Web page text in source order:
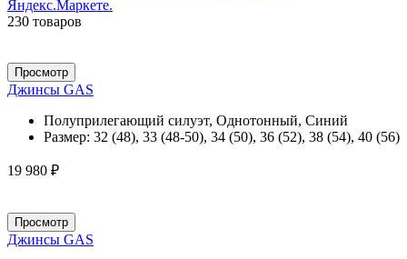
230 товаров
Просмотр
Джинсы GAS
Полуприлегающий силуэт, Однотонный, Синий
Размер: 32 (48), 33 (48-50), 34 (50), 36 (52), 38 (54), 40 (56)
19 980 ₽
Просмотр
Джинсы GAS